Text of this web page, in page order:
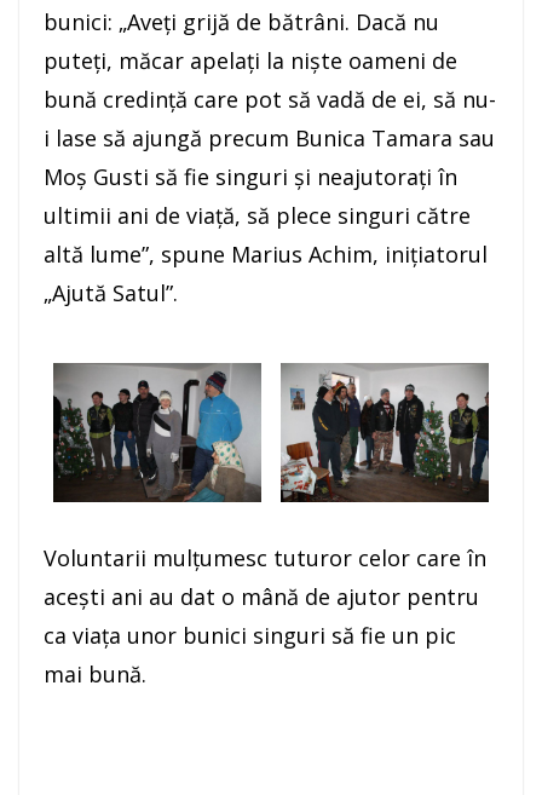
bunici: „Aveţi grijă de bătrâni. Dacă nu
puteţi, măcar apelaţi la nişte oameni de
bună credinţă care pot să vadă de ei, să nu-
i lase să ajungă precum Bunica Tamara sau
Moş Gusti să fie singuri şi neajutoraţi în
ultimii ani de viaţă, să plece singuri către
altă lume”, spune Marius Achim, iniţiatorul
„Ajută Satul”.
Voluntarii mulţumesc tuturor celor care în
aceşti ani au dat o mână de ajutor pentru
ca viaţa unor bunici singuri să fie un pic
mai bună.